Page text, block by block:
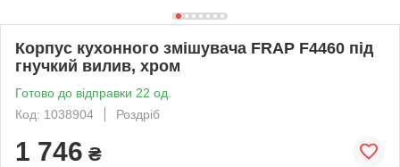
Корпус кухонного змішувача FRAP F4460 під
гнучкий вилив, хром
Готово до відправки 22 од.
Код: 1038904
Роздріб
1 746 ₴